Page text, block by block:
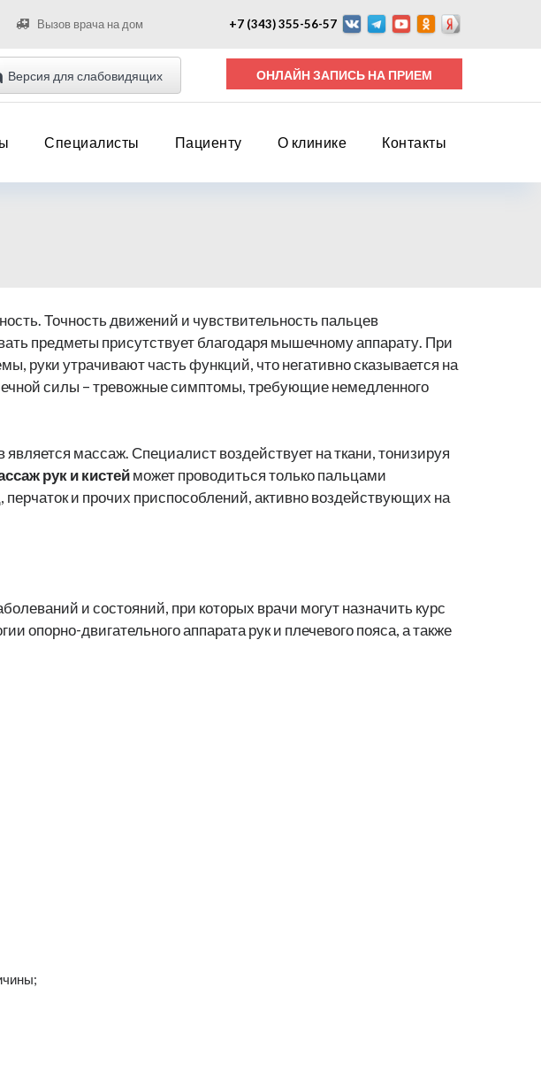
Вызов врача на дом +7 (343) 355-56-57
Версия для слабовидящих ОНЛАЙН ЗАПИСЬ НА ПРИЕМ
Специалисты Пациенту О клинике Контакты
Точность движений и чувствительность пальцев
предметы присутствует благодаря мышечному аппарату. При
руки утрачивают часть функций, что негативно сказывается на
силы – тревожные симптомы, требующие немедленного
массаж. Специалист воздействует на ткани, тонизируя
рук и кистей может проводиться только пальцами
и прочих приспособлений, активно воздействующих на
и состояний, при которых врачи могут назначить курс
опорно-двигательного аппарата рук и плечевого пояса, а также